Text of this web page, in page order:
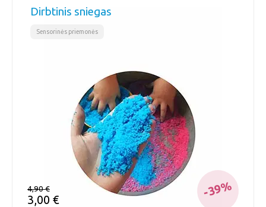
Dirbtinis sniegas
Sensorinės priemonės
4,90€
3,00 €
-39%